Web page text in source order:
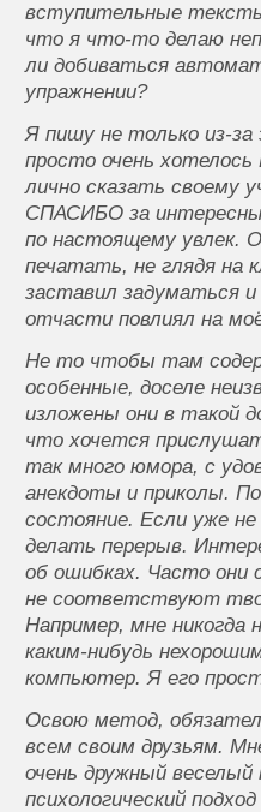
вступительные
что я что-то делаю
ли добиваться
упражнении?
Я пишу не только из-за
просто очень
лично сказать
СПАСИБО за
по настоящему увлек.
печатать, не глядя на
заставил задуматься
отчасти повлиял на
Не то чтобы там
особенные, доселе
изложены они в такой
что хочется
так много юмора, с
анекдоты и приколы.
состояние. Если уже
делать перерыв.
об ошибках. Часто они
не соответствуют
Например, мне никогда
каким-нибудь
компьютер. Я его
Освою метод,
всем своим друзьям.
очень дружный
психологический